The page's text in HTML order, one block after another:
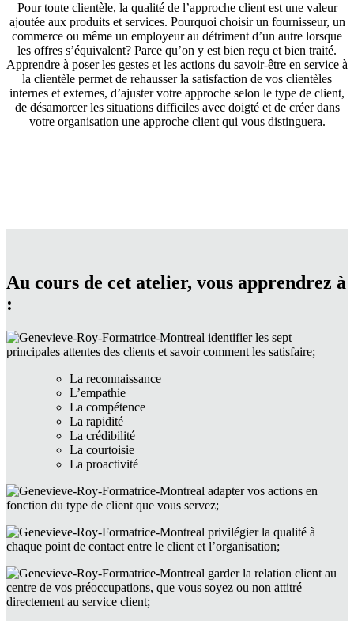
Pour toute clientèle, la qualité de l’approche client est une valeur
ajoutée aux produits et services. Pourquoi choisir un fournisseur, un
commerce ou même un employeur au détriment d’un autre lorsque
les offres s’équivalent? Parce qu’on y est bien reçu et bien traité.
Apprendre à poser les gestes et les actions du savoir-être en service à
la clientèle permet de rehausser la satisfaction de vos clientèles
internes et externes, d’ajuster votre approche selon le type de client,
de désamorcer les situations difficiles avec doigté et de créer dans
votre organisation une approche client qui vous distinguera.
Au cours de cet atelier, vous apprendrez à
:
identifier les sept
principales attentes des clients et savoir comment les satisfaire;
La reconnaissance
L’empathie
La compétence
La rapidité
La crédibilité
La courtoisie
La proactivité
adapter vos actions en
fonction du type de client que vous servez;
privilégier la qualité à
chaque point de contact entre le client et l’organisation;
garder la relation client au
centre de vos préoccupations, que vous soyez ou non attitré
directement au service client;